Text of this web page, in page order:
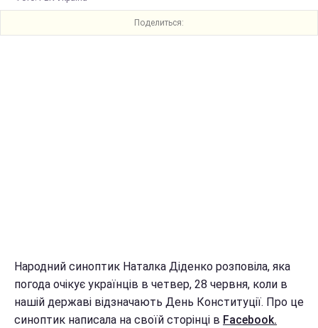
Поделиться:
Народний синоптик Наталка Діденко розповіла, яка
погода очікує українців в четвер, 28 червня, коли в
нашій державі відзначають День Конституції. Про це
синоптик написала на своїй сторінці в Facebook.